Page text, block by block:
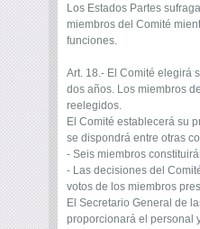
Los Estados Partes
miembros del Comité
funciones.
Art. 18.- El Comité elegirá
dos años. Los miembros
reelegidos.
El Comité establecerá su
se dispondrá entre otras
- Seis miembros
- Las decisiones del
votos de los miembros
El Secretario General de
proporcionará el personal